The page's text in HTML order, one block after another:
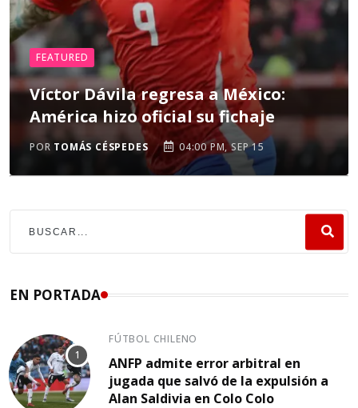
FEATURED
Víctor Dávila regresa a México:
América hizo oficial su fichaje
POR TOMÁS CÉSPEDES 04:00 PM, SEP 15
EN PORTADA
FÚTBOL CHILENO
ANFP admite error arbitral en
jugada que salvó de la expulsión a
Alan Saldivia en Colo Colo